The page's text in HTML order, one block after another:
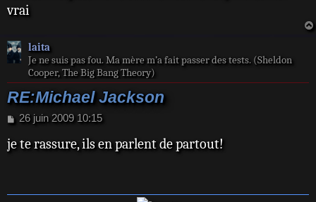
vrai
laita
Je ne suis pas fou. Ma mère m’a fait passer des tests. (Sheldon
Cooper, The Big Bang Theory)
RE:Michael Jackson
M
s
e
26 juin 2009 10:15
je te rassure, ils en parlent de partout!